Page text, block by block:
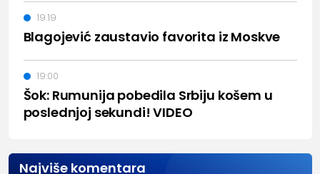
Blagojević zaustavio favorita iz Moskve
19:19
Šok: Rumunija pobedila Srbiju košem u
poslednjoj sekundi! VIDEO
19:00
Najviše komentara